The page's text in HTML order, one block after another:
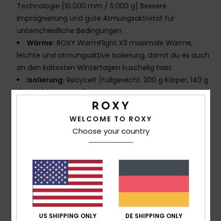
Technologie [10.000 mm / 5.000 g] Bessere
Imprägnierung und gute Atmungsaktivität für
unterschiedliche Bedingungen
Wärme: ROXY WarmFlight X3 maximale Wärme,
leichte und atmungsaktive Isolierung, damit du es auch
an den kältesten Wintertagen kuschelig hast
Isolierung: Recycelt [Füllgewicht: 200 g Körper, 140 g
Ärmel, 60 g Kapuze]
Tailored, ein schlankerer, modernerer
Look für einfaches Layern
Moderner Look mit der Bewegungsfreiheit einer
recycelten Fasern [*% ist das Gewicht des recycelten
Inhalts im Vergleich zum Gesamtgewicht des
Kleidungsstücks]
Außenmaterial enthält Garn aus recycelten
Textilabfällen – ein Schritt näher an die
WELCOME TO ROXY
Choose your country
US SHIPPING ONLY DE SHIPPING ONLY